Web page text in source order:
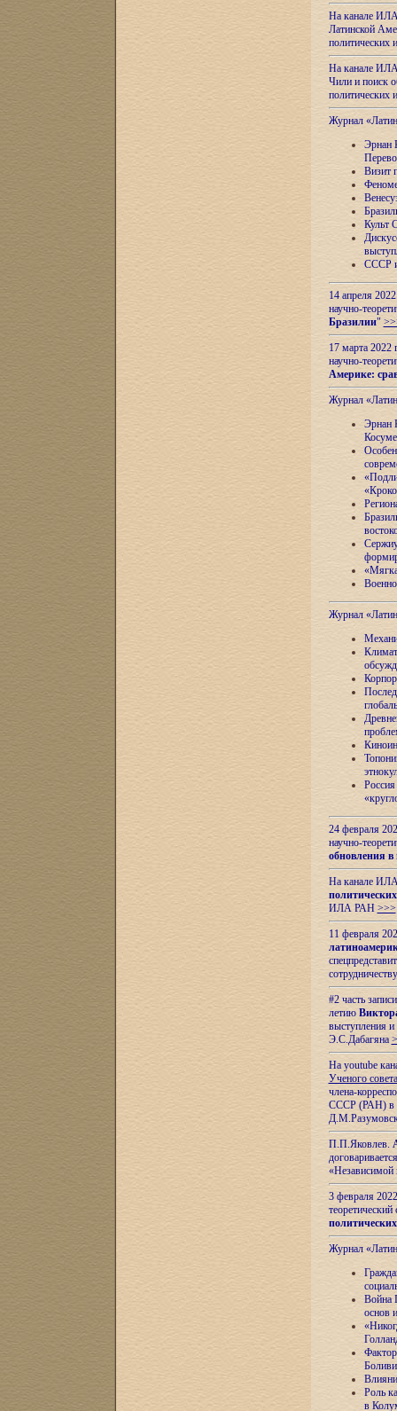
На канале
Латинской
На канале
Чили и поиск
Журнал
Эрнан
Визит
Культ
СССР и
14 апреля
научно-
Бразилии"
17 марта 2022
научно-
Америке:
Журнал
Эрнан
Журнал
24 февраля
научно-
обновления в
На канале
ИЛА РАН >>>
11 февраля
#2 часть
летию
выступления
Э.С.Дабагяна
На youtube
Ученого
члена-
СССР (РАН) в
П.П.Яковлев.
«Независимой
3 февраля
теоретический
Журнал
Война
основ
Роль
в